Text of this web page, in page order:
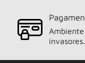
invasores.